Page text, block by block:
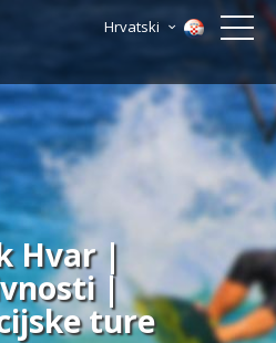
Hrvatski
Hvar |
|
ture